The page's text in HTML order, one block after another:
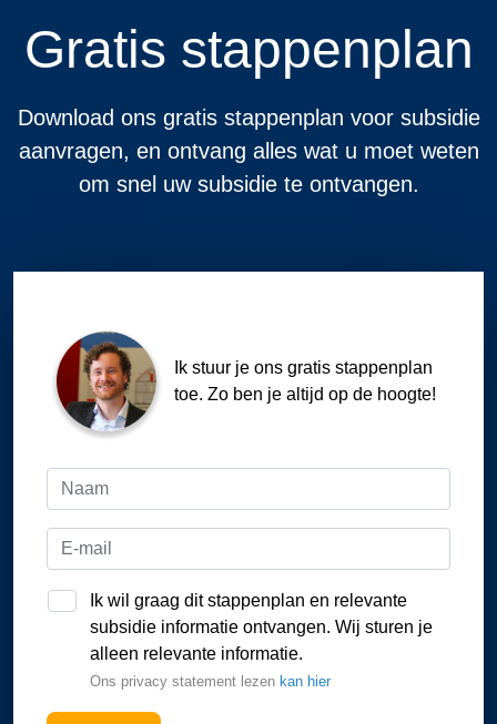
Gratis stappenplan
Download ons gratis stappenplan voor subsidie
aanvragen, en ontvang alles wat u moet weten
om snel uw subsidie te ontvangen.
Ik stuur je ons gratis stappenplan
toe. Zo ben je altijd op de hoogte!
Ik wil graag dit stappenplan en relevante
subsidie informatie ontvangen. Wij sturen je
alleen relevante informatie.
Ons privacy statement lezen kan hier